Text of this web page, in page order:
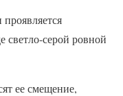
светло-серой ровной
ее смещение,